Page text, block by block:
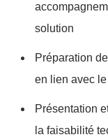
solution
Préparation
en lien avec
Présentation
la faisabilité